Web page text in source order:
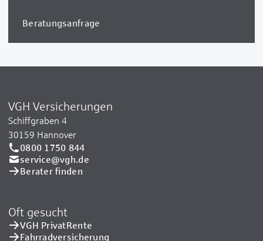
Beratungsanfrage
VGH Versicherungen
Schiffgraben 4
30159 Hannover
0800 1750 844
service@vgh.de
Berater finden
Oft gesucht
VGH PrivatRente
Fahrradversicherung